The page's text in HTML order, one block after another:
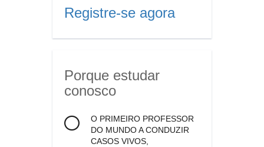
Registre-se agora
Porque estudar
conosco
O PRIMEIRO PROFESSOR
DO MUNDO A CONDUZIR
CASOS VIVOS,